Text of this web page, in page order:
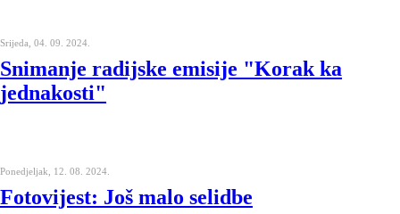
Srijeda, 04. 09. 2024.
Snimanje radijske emisije "Korak ka
jednakosti"
Ponedjeljak, 12. 08. 2024.
Fotovijest: Još malo selidbe